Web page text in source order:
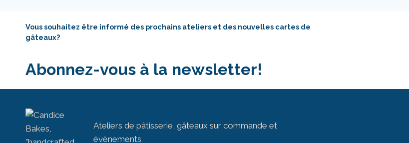
Vous souhaitez être informé des prochains ateliers et des nouvelles cartes de
gâteaux?
Abonnez-vous à la newsletter!
Ateliers de pâtisserie, gâteaux sur commande et
évènements